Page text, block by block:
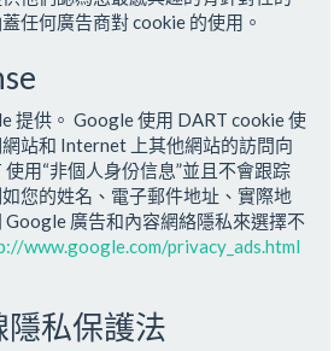
任何廣告商對 cookie 的使用。
提供。 Google 使用 DART cookie 使
站和 Internet 上其他網站的訪問向
用“非個人身份信息”並且不會跟踪
您的姓名、電子郵件地址、實際地
廣告和內容網絡隱私來選擇不
www.google.com/privacy_ads.html
私保護法